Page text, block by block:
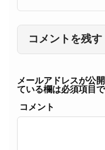
コメントを残す
メールアドレスが公
ている欄は必須項目
コメント